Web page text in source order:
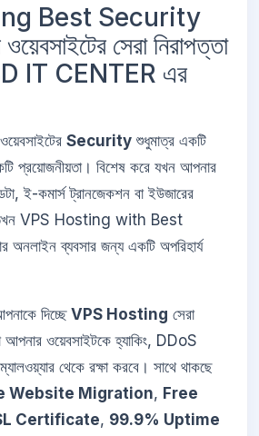
Best Security
সেরা নিরাপত্তা
IT CENTER এর
Security শুধুমাত্র একটি
প্রয়োজনীয়তা। বিশেষ করে যখন আপনার
ই-কমার্স ট্রানজেকশন বা ইউজারের
তখন VPS Hosting with Best
ব্যবসার জন্য একটি অপরিহার্য
দিচ্ছেVPS Hosting সেরা
আপনার ওয়েবসাইটকে হ্যাকিং, DDoS
থেকে রক্ষা করবে। সাথে থাকছে
Website Migration, Free
Certificate, 99.9% Uptime